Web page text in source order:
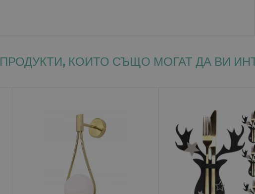
ПРОДУКТИ, КОИТО СЪЩО МОГАТ ДА ВИ